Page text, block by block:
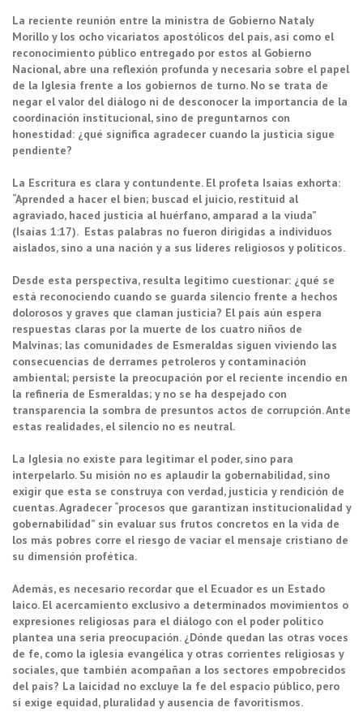
La reciente reunión entre la ministra de Gobierno Nataly
Morillo y los ocho vicariatos apostólicos del país, así como el
reconocimiento público entregado por estos al Gobierno
Nacional, abre una reflexión profunda y necesaria sobre el papel
de la Iglesia frente a los gobiernos de turno. No se trata de
negar el valor del diálogo ni de desconocer la importancia de la
coordinación institucional, sino de preguntarnos con
honestidad: ¿qué significa agradecer cuando la justicia sigue
pendiente?
La Escritura es clara y contundente. El profeta Isaías exhorta:
“Aprended a hacer el bien; buscad el juicio, restituid al
agraviado, haced justicia al huérfano, amparad a la viuda”
(Isaías 1:17). Estas palabras no fueron dirigidas a individuos
aislados, sino a una nación y a sus líderes religiosos y políticos.
Desde esta perspectiva, resulta legítimo cuestionar: ¿qué se
está reconociendo cuando se guarda silencio frente a hechos
dolorosos y graves que claman justicia? El país aún espera
respuestas claras por la muerte de los cuatro niños de
Malvinas; las comunidades de Esmeraldas siguen viviendo las
consecuencias de derrames petroleros y contaminación
ambiental; persiste la preocupación por el reciente incendio en
la refinería de Esmeraldas; y no se ha despejado con
transparencia la sombra de presuntos actos de corrupción. Ante
estas realidades, el silencio no es neutral.
La Iglesia no existe para legitimar el poder, sino para
interpelarlo. Su misión no es aplaudir la gobernabilidad, sino
exigir que esta se construya con verdad, justicia y rendición de
cuentas. Agradecer “procesos que garantizan institucionalidad y
gobernabilidad” sin evaluar sus frutos concretos en la vida de
los más pobres corre el riesgo de vaciar el mensaje cristiano de
su dimensión profética.
Además, es necesario recordar que el Ecuador es un Estado
laico. El acercamiento exclusivo a determinados movimientos o
expresiones religiosas para el diálogo con el poder político
plantea una seria preocupación. ¿Dónde quedan las otras voces
de fe, como la iglesia evangélica y otras corrientes religiosas y
sociales, que también acompañan a los sectores empobrecidos
del país? La laicidad no excluye la fe del espacio público, pero
sí exige equidad, pluralidad y ausencia de favoritismos.